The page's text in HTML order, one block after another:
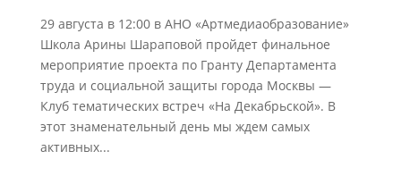
29 августа в 12:00 в АНО «Артмедиаобразование»
Школа Арины Шараповой пройдет финальное
мероприятие проекта по Гранту Департамента
труда и социальной защиты города Москвы —
Клуб тематических встреч «На Декабрьской». В
этот знаменательный день мы ждем самых
активных...